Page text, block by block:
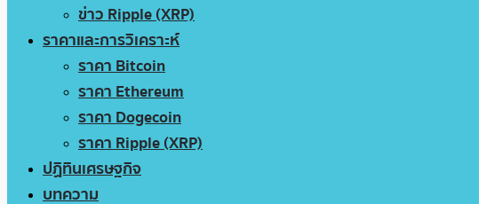
ข่าว Ripple (XRP)
ราคาและการวิเคราะห์
ราคา Bitcoin
ราคา Ethereum
ราคา Dogecoin
ราคา Ripple (XRP)
ปฏิทินเศรษฐกิจ
บทความ